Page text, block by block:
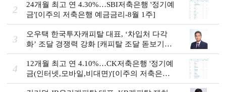
2
24개월 최고 연 4.30%…SBI저축은행 '정기예
금'[이주의 저축은행 예금금리-8월 1주]
3
오우택 한국투자캐피탈 대표, ‘차입처 다각
화ʼ 조달 경쟁력 강화 [캐피탈 조달 돋보기
(12)]
4
12개월 최고 연 4.10%…CK저축은행 '정기예
금(인터넷,모바일,비대면)'[이주의 저축은행
예금금리-8월 1주]